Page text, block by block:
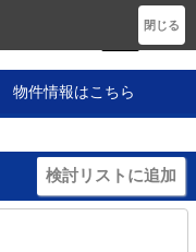
物件情報はこちら
検討リストに追加
閉じる